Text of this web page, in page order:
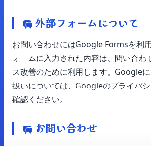
外部フォームについて
お問い合わせにはGoogle Formsを利
ォームに入力された内容は、問い合わ
ス改善のために利用します。Google
扱いについては、Googleのプライバ
確認ください。
お問い合わせ